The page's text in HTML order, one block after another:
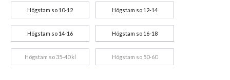
Högstam so 10-12 Högstam so 12-14
Högstam so 14-16 Högstam so 16-18
Högstam so 35-40 kl Högstam so 50-60